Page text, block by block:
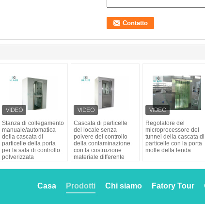
Stanza di collegamento
manuale/automatica
della cascata di
particelle della porta
per la sala di controllo
polverizzata
Cascata di particelle
del locale senza
polvere del controllo
della contaminazione
con la costruzione
materiale differente
Regolatore del
microprocessore del
tunnel della cascata di
particelle con la porta
molle della tenda
Fatory Tour
Chi siamo
Prodotti
Casa